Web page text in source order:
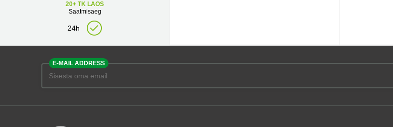
20+ TK LAOS
Saatmisaeg
24h
E-MAIL ADDRESS